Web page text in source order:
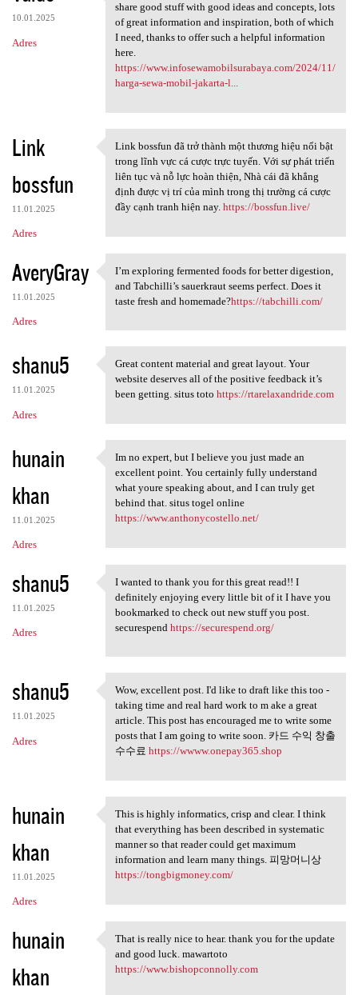
10.01.2025
Adres
share good stuff with good ideas and concepts, lots
of great information and inspiration, both of which
I need, thanks to offer such a helpful information
here.
https://www.infosewamobilsurabaya.com/2024/11/
harga-sewa-mobil-jakarta-l...
Link
bossfun
11.01.2025
Adres
Link bossfun đã trở thành một
Link bossfun đã trở thành một thương hiệu nổi bật
trong lĩnh vực cá cược trực tuyến. Với sự phát triển
liên tục và nỗ lực hoàn thiện, Nhà cái đã khẳng
định được vị trí của mình trong thị trường cá cược
đầy cạnh tranh hiện nay. https://bossfun.live/
AveryGray
11.01.2025
Adres
I’m exploring fermented foods
I’m exploring fermented foods for better digestion,
and Tabchilli’s sauerkraut seems perfect. Does it
taste fresh and homemade?https://tabchilli.com/
shanu5
11.01.2025
Adres
Great content material and
Great content material and great layout. Your
website deserves all of the positive feedback it’s
been getting. situs toto https://rtarelaxandride.com
hunain
khan
11.01.2025
Adres
Im no expert, but I believe
Im no expert, but I believe you just made an
excellent point. You certainly fully understand
what youre speaking about, and I can truly get
behind that. situs togel online
https://www.anthonycostello.net/
shanu5
11.01.2025
Adres
I wanted to thank you for
I wanted to thank you for this great read!! I
definitely enjoying every little bit of it I have you
bookmarked to check out new stuff you post.
securespend https://securespend.org/
shanu5
11.01.2025
Adres
Wow, excellent post. I'd like
Wow, excellent post. I'd like to draft like this too -
taking time and real hard work to m ake a great
article. This post has encouraged me to write some
posts that I am going to write soon. 카드 수익 창출
수수료 https://wwww.onepay365.shop
hunain
khan
11.01.2025
Adres
This is highly informatics,
This is highly informatics, crisp and clear. I think
that everything has been described in systematic
manner so that reader could get maximum
information and learn many things. 피망머니상
https://tongbigmoney.com/
hunain
khan
That is really nice to hear.
That is really nice to hear. thank you for the update
and good luck. mawartoto
https://www.bishopconnolly.com